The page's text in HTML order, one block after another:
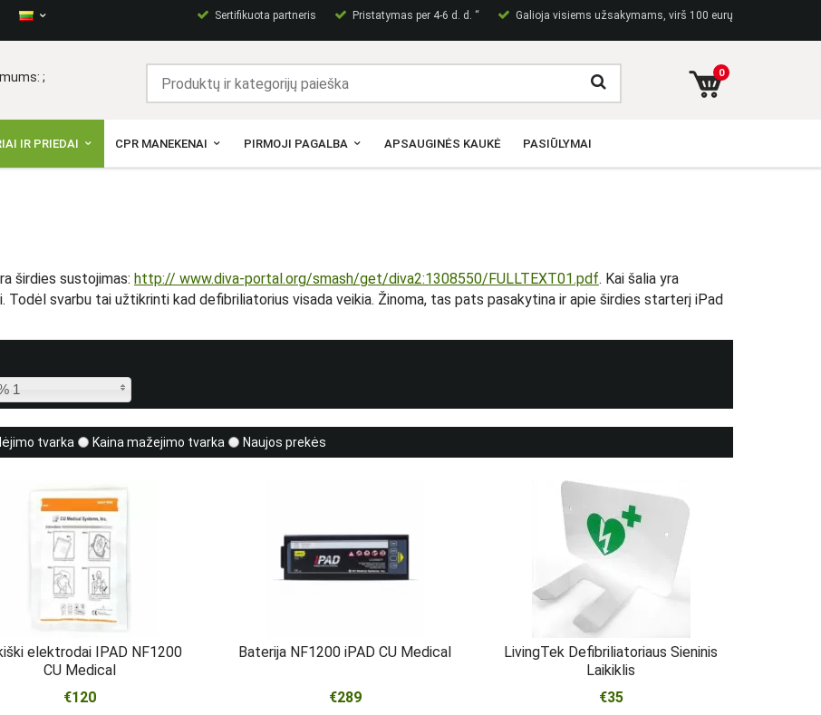
Sertifikuota partneris Pristatymas per 4-6 d. d. “ Galioja visiems užsakymams, virš 100 eurų
0
;
IR PRIEDAI CPR MANEKENAI PIRMOJI PAGALBA APSAUGINĖS KAUKĖ PASIŪLYMAI
širdies sustojimas: http:// www.diva-portal.org/smash/get/diva2:1308550/FULLTEXT01.pdf. Kai šalia yra
Todėl svarbu tai užtikrinti kad defibriliatorius visada veikia. Žinoma, tas pats pasakytina ir apie širdies starterį iPad
1
tvarka Kaina mažejimo tvarka Naujos prekės
elektrodai IPAD NF1200
CU Medical
€120
Baterija NF1200 iPAD CU Medical
€289
LivingTek Defibriliatoriaus Sieninis
Laikiklis
€35